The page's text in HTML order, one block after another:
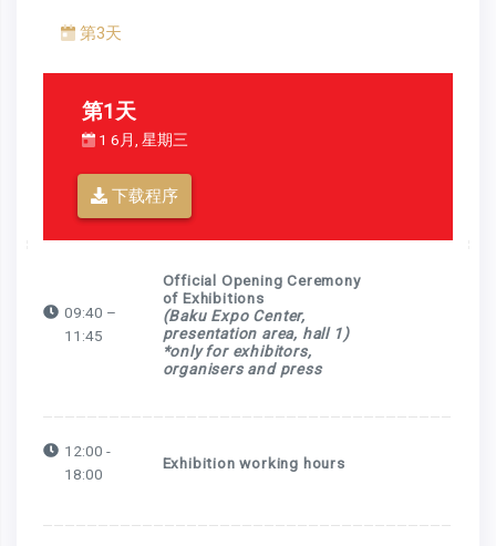
第3天
第1天
1 6月, 星期三
下载程序
09:40 –
11:45
Official Opening Ceremony
of Exhibitions
(Baku Expo Center,
presentation area, hall 1)
*only for exhibitors,
organisers and press
12:00 -
18:00
Exhibition working hours